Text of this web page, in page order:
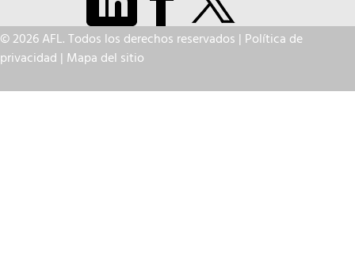
© 2026 AFL. Todos los derechos reservados | Política de
privacidad | Mapa del sitio